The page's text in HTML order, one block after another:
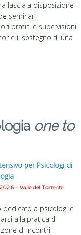
lascia a disposizione
seminari
pratici e supervisioni
e il sostegno di una
one to
per Psicologi di
– Valle del Torrente
dedicato a psicologi e
alla pratica di
di incontri